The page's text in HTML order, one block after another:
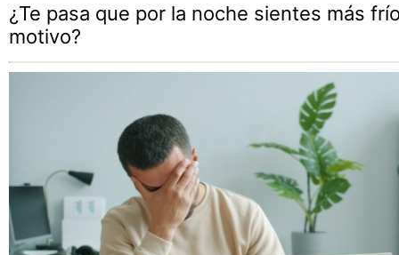
¿Te pasa que por la noche sientes más
motivo?